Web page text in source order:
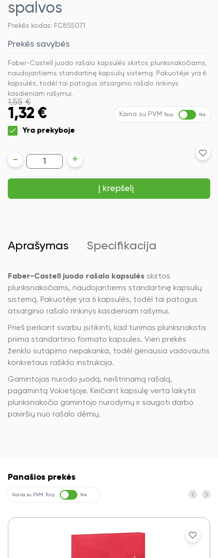
spalvos
Prekės kodas: FC855071
Prekės savybės
Faber-Castell juodo rašalo kapsulės skirtos plunksnakočiams,
naudojantiems standartinę kapsulių sistemą. Pakuotėje yra 6
kapsulės, todėl tai patogus atsarginio rašalo rinkinys
kasdieniam rašymui.
1,55 €
1,32 € Kaina su PVM Taip Ne
Yra prekyboje
produkto
kiekis:
Rašalo
kapsulės
Castell,
- +
Į krepšelį
Aprašymas Specifikacija
Faber-Castell juodo rašalo kapsulės skirtos
plunksnakočiams, naudojantiems standartinę kapsulių
sistemą. Pakuotėje yra 6 kapsulės, todėl tai patogus
atsarginio rašalo rinkinys kasdieniam rašymui.
Prieš perkant svarbu įsitikinti, kad turimas plunksnakotis
priima standartinio formato kapsules. Vien prekės
ženklo sutapimo nepakanka, todėl geriausia vadovautis
konkretaus rašiklio instrukcija.
Gamintojas nurodo juodą, neištrinamą rašalą,
pagamintą Vokietijoje. Keičiant kapsulę verta laikytis
plunksnakočio gamintojo nurodymų ir saugoti darbo
paviršių nuo rašalo dėmių.
Panašios prekės
Kaina su PVM Taip Ne